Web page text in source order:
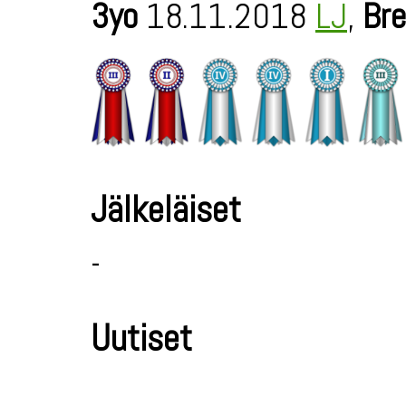
3yo 18.11.2018 LJ,
Jälkeläiset
-
Uutiset